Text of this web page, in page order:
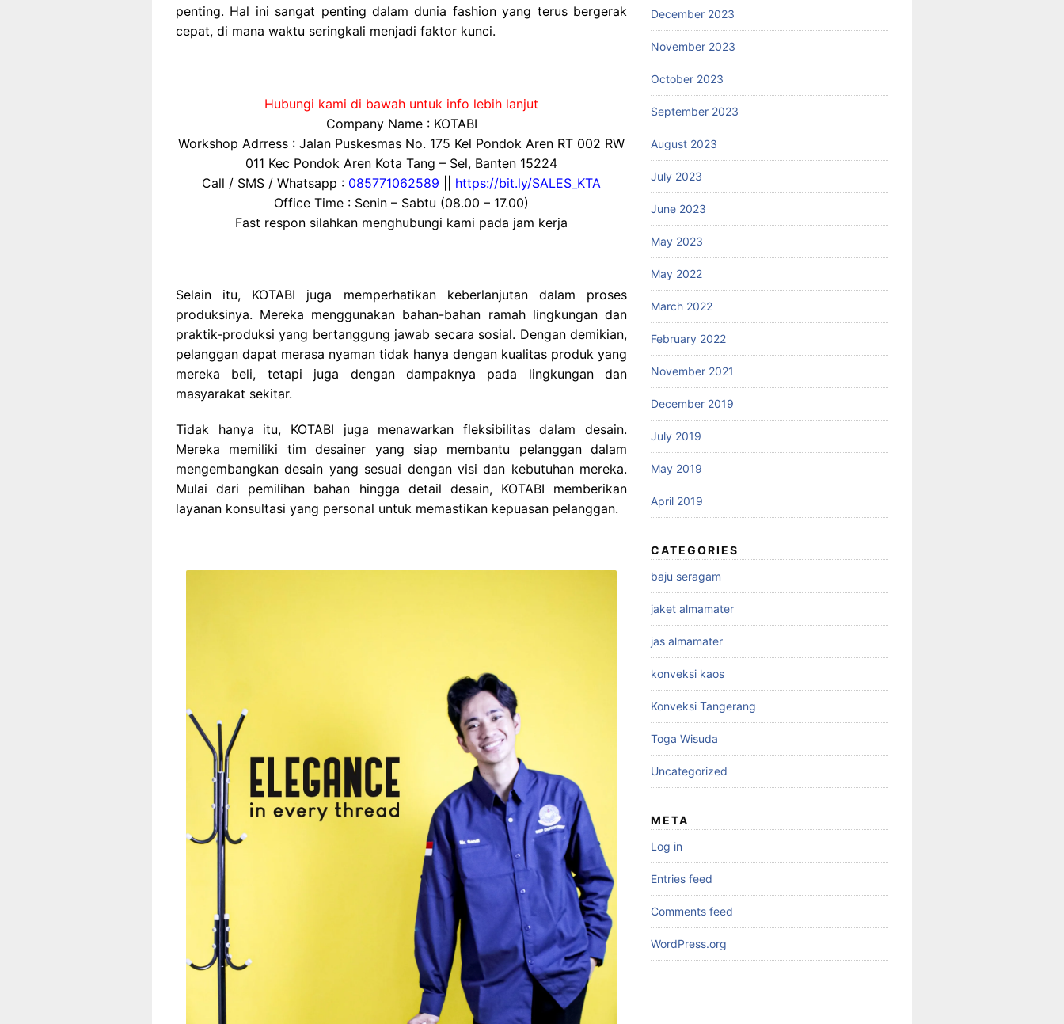
penting. Hal ini sangat penting dalam dunia fashion yang terus bergerak
cepat, di mana waktu seringkali menjadi faktor kunci.
Hubungi kami di bawah untuk info lebih lanjut
Company Name : KOTABI
Workshop Adrress : Jalan Puskesmas No. 175 Kel Pondok Aren RT 002 RW
011 Kec Pondok Aren Kota Tang – Sel, Banten 15224
Call / SMS / Whatsapp : 085771062589
https://bit.ly/SALES_KTA
Office Time : Senin – Sabtu (08.00 – 17.00)
Fast respon silahkan menghubungi kami pada jam kerja
Selain itu, KOTABI juga memperhatikan keberlanjutan dalam proses
produksinya. Mereka menggunakan bahan-bahan ramah lingkungan dan
praktik-produksi yang bertanggung jawab secara sosial. Dengan demikian,
pelanggan dapat merasa nyaman tidak hanya dengan kualitas produk yang
mereka beli, tetapi juga dengan dampaknya pada lingkungan dan
masyarakat sekitar.
Tidak hanya itu, KOTABI juga menawarkan fleksibilitas dalam desain.
Mereka memiliki tim desainer yang siap membantu pelanggan dalam
mengembangkan desain yang sesuai dengan visi dan kebutuhan mereka.
Mulai dari pemilihan bahan hingga detail desain, KOTABI memberikan
layanan konsultasi yang personal untuk memastikan kepuasan pelanggan.
December 2023
November 2023
October 2023
September 2023
August 2023
July 2023
June 2023
May 2023
May 2022
March 2022
February 2022
November 2021
December 2019
July 2019
May 2019
April 2019
CATEGORIES
baju seragam
jaket almamater
jas almamater
konveksi kaos
Konveksi Tangerang
Toga Wisuda
Uncategorized
META
Log in
Entries feed
Comments feed
WordPress.org